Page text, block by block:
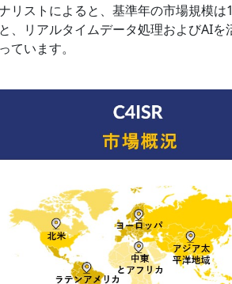
リストによると、基準年の市場規模
、リアルタイムデータ処理およびAI
ています。